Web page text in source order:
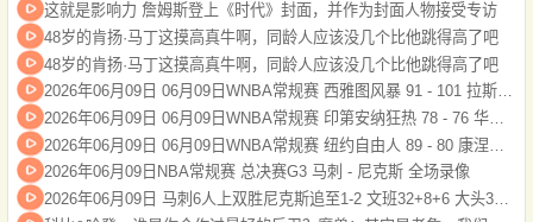
这就是影响力 詹姆斯登上《时代》封面，并作为封面人物接受专访
48岁的肯扬·马丁这摸高真牛啊，同龄人应该没几个比他跳得高了吧
48岁的肯扬·马丁这摸高真牛啊，同龄人应该没几个比他跳得高了吧
2026年06月09日 06月09日WNBA常规赛 西雅图风暴 91 - 101 拉斯维加斯王牌 集锦
2026年06月09日NBA常规赛 总决赛G3 马刺 - 尼克斯 全场录像